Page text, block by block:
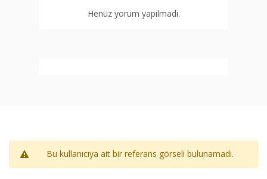
Henüz yorum yapılmadı.
Bu kullanıcıya ait bir referans görseli bulunamadı.